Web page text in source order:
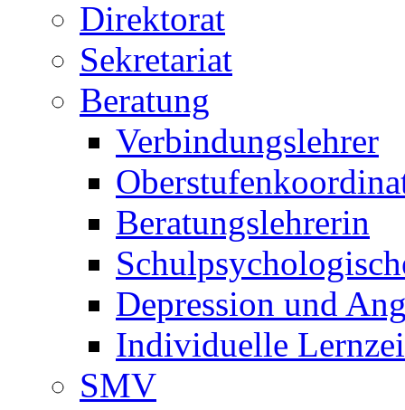
Direktorat
Sekretariat
Beratung
Verbindungslehrer
Beratungslehrerin
Depression und
Individuelle
SMV